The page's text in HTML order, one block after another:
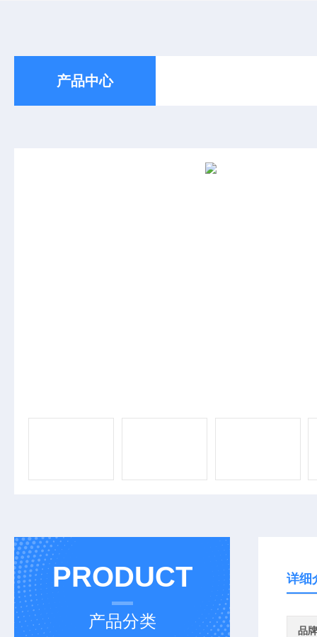
产品中心
PRODUCT
产品分类
详细
品牌